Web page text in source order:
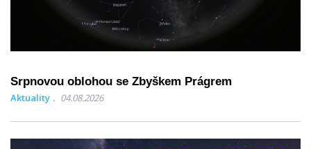
Srpnovou oblohou se Zbyškem Prágrem
Aktuality 04.08.2026